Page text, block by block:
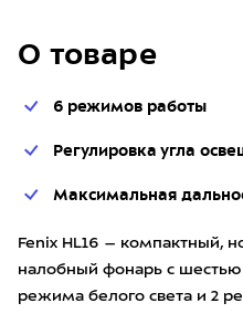
О товаре
6 режимов работы
Регулировка угла
Максимальная
Fenix HL16 – компактный,
налобный фонарь с
режима белого света и 2